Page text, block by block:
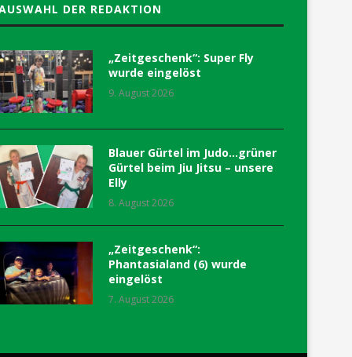
DER REDAKTION
„Zeitgeschenk“: Super Fly
wurde eingelöst
9. August 2026
Blauer Gürtel im Judo…grüner
Gürtel beim Jiu Jitsu – unsere
Elly
8. August 2026
„Zeitgeschenk“:
Phantasialand (6) wurde
eingelöst
7. August 2026